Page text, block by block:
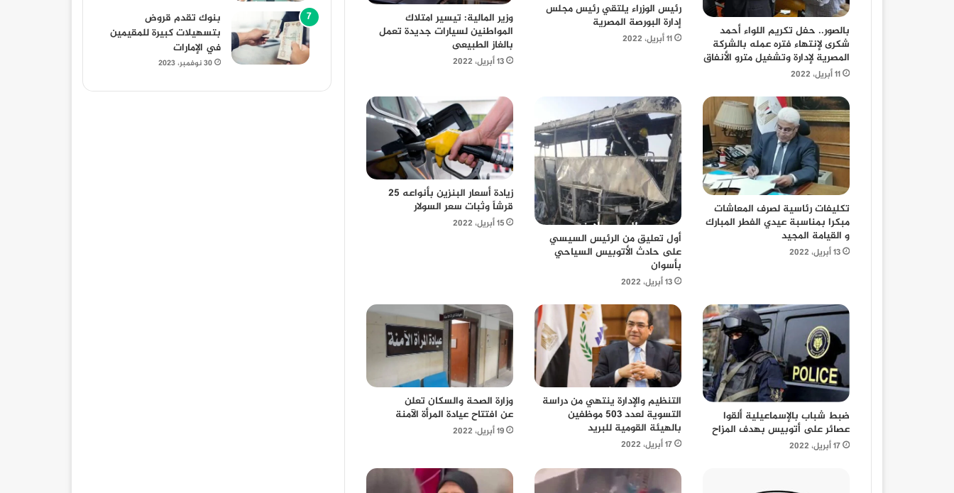
بالصور.. حفل تكريم اللواء أحمد
شكرى لإنتهاء فتره عمله بالشركة
المصرية لإدارة وتشغيل مترو الأنفاق
11 أبريل، 2022
رئيس الوزراء يلتقي رئيس مجلس
إدارة البورصة المصرية
11 أبريل، 2022
وزير المالية: تيسير امتلاك
المواطنين لسيارات جديدة تعمل
بالغاز الطبيعى
13 أبريل، 2022
تكليفات رئاسية لصرف المعاشات
مبكرا بمناسبة عيدي الفطر المبارك
و القيامة المجيد
13 أبريل، 2022
أول تعليق من الرئيس السيسي
على حادث الأتوبيس السياحي
بأسوان
13 أبريل، 2022
زيادة أسعار البنزين بأنواعه 25
قرشاً وثبات سعر السولار
15 أبريل، 2022
ضبط شباب بالإسماعيلية ألقوا
عصائر على أتوبيس بهدف المزاح
17 أبريل، 2022
التنظيم والإدارة ينتهي من دراسة
التسوية لعدد 503 موظفين
بالهيئة القومية للبريد
17 أبريل، 2022
وزارة الصحة والسكان تعلن
عن افتتاح عيادة المرأة الآمنة
19 أبريل، 2022
بنوك تقدم قروض
بتسهيلات كبيرة للمقيمين
في الإمارات
30 نوفمبر، 2023